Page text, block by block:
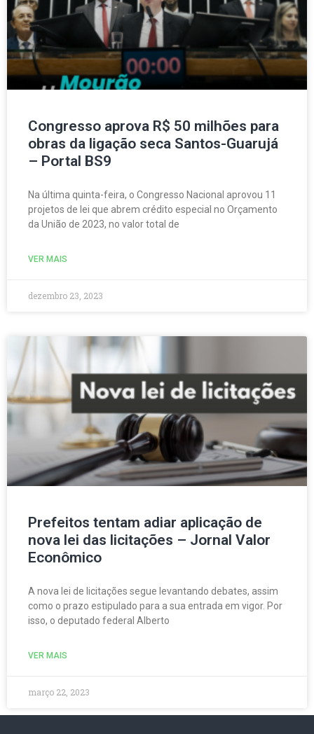
Congresso aprova R$ 50 milhões para
obras da ligação seca Santos-Guarujá
– Portal BS9
Na última quinta-feira, o Congresso Nacional aprovou 11
projetos de lei que abrem crédito especial no Orçamento
da União de 2023, no valor total de
VER MAIS
dezembro 23, 2023
Prefeitos tentam adiar aplicação de
nova lei das licitações – Jornal Valor
Econômico
A nova lei de licitações segue levantando debates, assim
como o prazo estipulado para a sua entrada em vigor. Por
isso, o deputado federal Alberto
VER MAIS
março 22, 2023